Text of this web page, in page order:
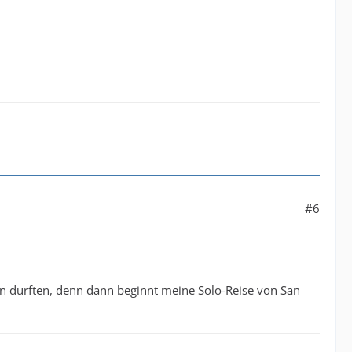
#6
denn dann beginnt meine Solo-Reise von San